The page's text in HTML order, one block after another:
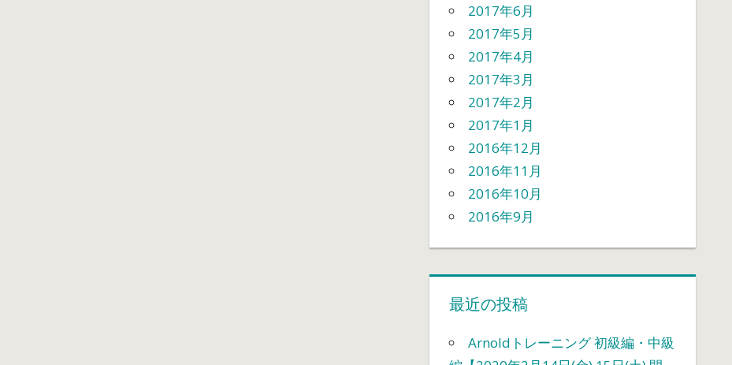
2017年6月
2017年5月
2017年4月
2017年3月
2017年2月
2017年1月
2016年12月
2016年11月
2016年10月
2016年9月
最近の投稿
Arnoldトレーニング 初級編・中級